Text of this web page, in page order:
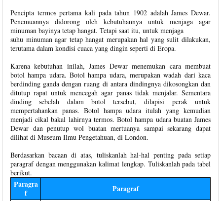
Pencipta termos pertama kali pada tahun 1902 adalah James Dewar.
Penemuannya didorong oleh kebutuhannya untuk menjaga agar
minuman bayinya tetap hangat. Tetapi saat itu, untuk menjaga
suhu minuman agar tetap hangat merupakan hal yang sulit dilakukan,
terutama dalam kondisi cuaca yang dingin seperti di Eropa.
Karena kebutuhan inilah, James Dewar menemukan cara membuat
botol hampa udara. Botol hampa udara, merupakan wadah dari kaca
berdinding ganda dengan ruang di antara dindingnya dikosongkan dan
ditutup rapat untuk mencegah agar panas tidak menjalar. Sementara
dinding sebelah dalam botol tersebut, dilapisi perak untuk
mempertahankan panas. Botol hampa udara itulah yang kemudian
menjadi cikal bakal lahirnya termos. Botol hampa udara buatan James
Dewar dan penutup wol buatan mertuanya sampai sekarang dapat
dilihat di Museum Ilmu Pengetahuan, di London.
Berdasarkan bacaan di atas, tuliskanlah hal-hal penting pada setiap
paragraf dengan menggunakan kalimat lengkap. Tuliskanlah pada tabel
berikut.
Paragra
f
Paragraf